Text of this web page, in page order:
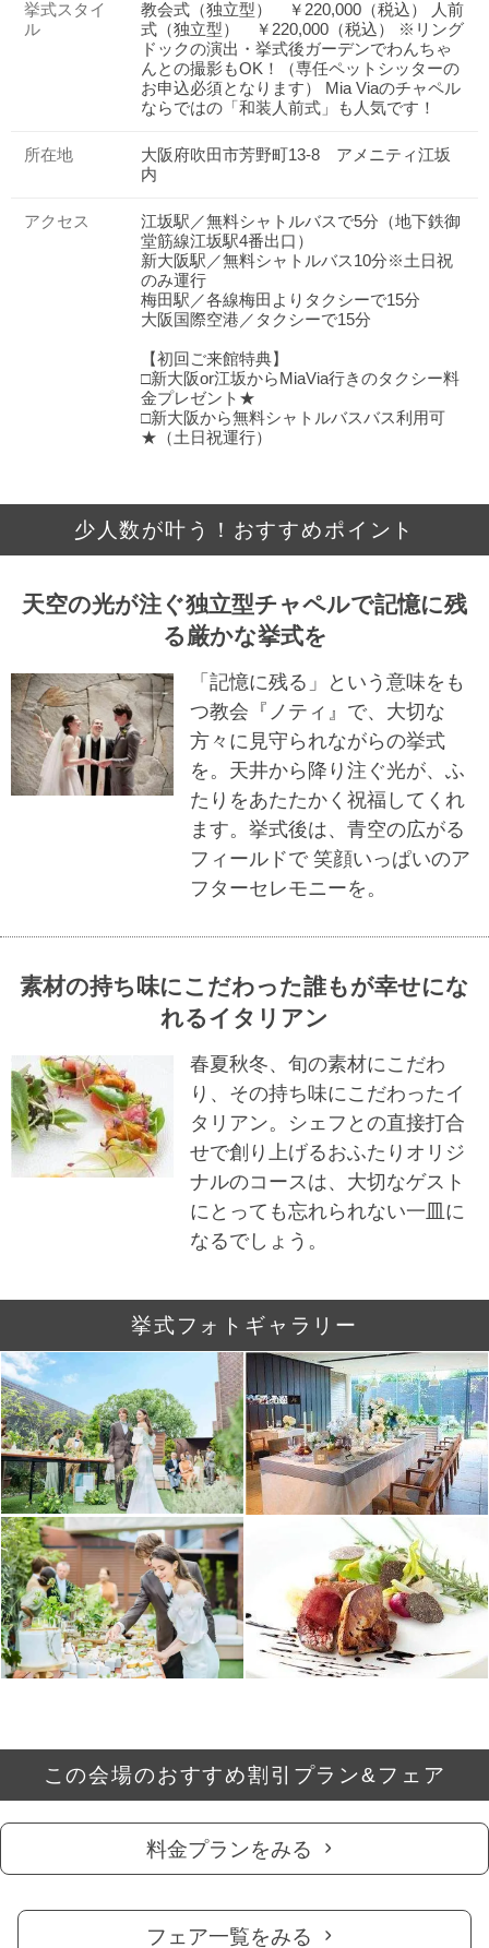
挙式スタイ
ル
教会式（独立型） ￥220,000（税込） 人前
式（独立型） ￥220,000（税込） ※リング
ドックの演出・挙式後ガーデンでわんちゃ
んとの撮影もOK！（専任ペットシッターの
お申込必須となります） Mia Viaのチャペル
ならではの「和装人前式」も人気です！
所在地
大阪府吹田市芳野町13-8 アメニティ江坂
内
アクセス
江坂駅／無料シャトルバスで5分（地下鉄御
堂筋線江坂駅4番出口）
新大阪駅／無料シャトルバス10分※土日祝
のみ運行
梅田駅／各線梅田よりタクシーで15分
大阪国際空港／タクシーで15分
【初回ご来館特典】
□新大阪or江坂からMiaVia行きのタクシー料
金プレゼント★
□新大阪から無料シャトルバスバス利用可
★（土日祝運行）
少人数が叶う！おすすめポイント
天空の光が注ぐ独立型チャペルで記憶に残
る厳かな挙式を
「記憶に残る」という意味をも
つ教会『ノティ』で、大切な
方々に見守られながらの挙式
を。天井から降り注ぐ光が、ふ
たりをあたたかく祝福してくれ
ます。挙式後は、青空の広がる
フィールドで 笑顔いっぱいのア
フターセレモニーを。
素材の持ち味にこだわった誰もが幸せにな
れるイタリアン
春夏秋冬、旬の素材にこだわ
り、その持ち味にこだわったイ
タリアン。シェフとの直接打合
せで創り上げるおふたりオリジ
ナルのコースは、大切なゲスト
にとっても忘れられない一皿に
なるでしょう。
挙式フォトギャラリー
この会場のおすすめ割引プラン&フェア
料金プランをみる
フェア一覧をみる